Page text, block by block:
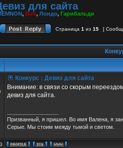
для сайта
, Buh, Лондо, Гарибальди
Страница 1 из 15
[
Конкурс : Девиз для сайта
Внимание: в связи со скорым
девиз для сайта.
Призванный, я пришел. Во имя Валена, я
Серые. Мы стоим между тьмой и светом.